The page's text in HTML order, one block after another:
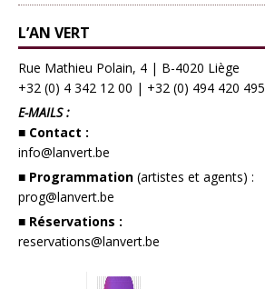
L’AN VERT
Rue Mathieu Polain, 4 | B-4020 Liège
+32 (0) 4 342 12 00 | +32 (0) 494 420 495
E-MAILS :
■ Contact :
info@lanvert.be
■ Programmation (artistes et agents) :
prog@lanvert.be
■ Réservations :
reservations@lanvert.be